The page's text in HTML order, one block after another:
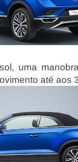
uma
até aos